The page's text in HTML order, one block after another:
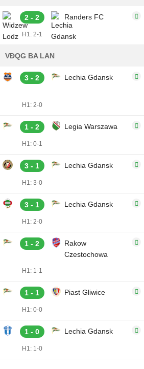
2 - 2 Randers FC
H1: 2-1
VĐQG BA LAN
3 - 2 Lechia Gdansk
H1: 2-0
1 - 2 Legia Warszawa
H1: 0-1
3 - 1 Lechia Gdansk
H1: 3-0
3 - 1 Lechia Gdansk
H1: 2-0
1 - 2
Rakow
Czestochowa
H1: 1-1
1 - 1 Piast Gliwice
H1: 0-0
1 - 0 Lechia Gdansk
H1: 1-0